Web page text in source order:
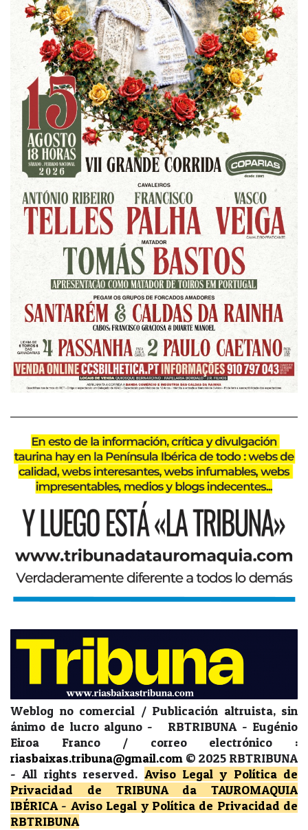
Weblog no comercial / Publicación altruista, sin
ánimo de lucro alguno - RBTRIBUNA - Eugénio
Eiroa Franco / correo electrónico :
riasbaixas.tribuna@gmail.com © 2025 RBTRIBUNA
-All rights reserved. Aviso Legal y Política de
Privacidad
de TRIBUNA da TAUROMAQUIA
IBÉRICA- Aviso Legal y Política de Privacidad de
RBTRIBUNA